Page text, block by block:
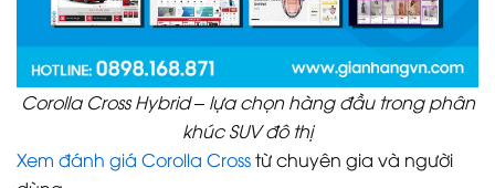
Corolla Cross Hybrid – lựa chọn hàng đầu trong phân
khúc SUV đô thị
Xem đánh giá Corolla Crosstừ chuyên gia và người